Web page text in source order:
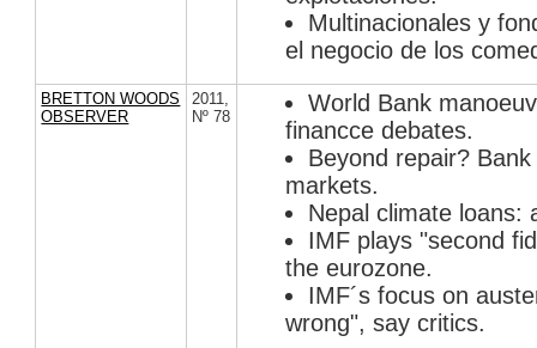
Multinacionales y
el negocio de los
BRETTON WOODS
OBSERVER
2011,
Nº 78
World Bank
financce debates.
Beyond repair?
markets.
Nepal climate loans:
IMF plays "second
the eurozone.
IMF´s focus on
wrong", say critics.